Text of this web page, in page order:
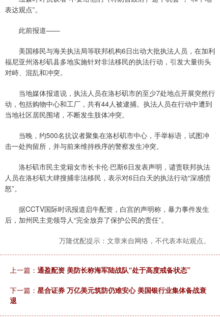
表达观点”。
此前报道——
美国移民与海关执法局等联邦机构6日出动大批执法人员，在加利
福尼亚州洛杉矶县多地实施针对非法移民的执法行动，引发大量街头
对峙、混乱和冲突。
当地媒体报道说，执法人员在洛杉矶市的至少7处地点开展突然行
动，包括购物中心和工厂，共有44人被逮捕。执法人员在行动中遭到
当地社区居民围堵，不断发生肢体冲突。
当晚，约500名抗议者聚集在洛杉矶市中心，手举标语，试图冲
击一处拘留所，并与前来维持秩序的警察发生冲突。
洛杉矶市民主党籍女市长卡伦·巴斯6日发表声明，谴责联邦执法
人员在洛杉矶大肆搜捕非法移民，表示对6日白天的执法行动“深感愤
怒”。
据CCTV国际时讯报道启牛配资，白宫的声明称，暴力事件发生
后，加州民主党领导人“完全放弃了保护公民的责任”。
万隆优配提示：文章来自网络，不代表本站观点。
上一篇： 通盈配资 美防长称海军陆战队“处于高度戒备状态”
下一篇： 星合证券 万亿美元筑防仍难安心 美国银行业集体备战衰
退